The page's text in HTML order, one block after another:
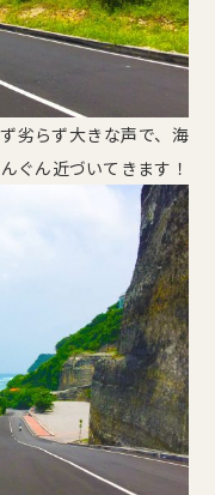
劣らず大きな声で、海
ぐん近づいてきます！